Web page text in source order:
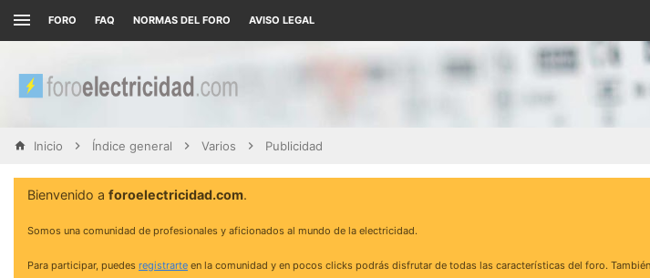
FORO FAQ NORMAS DEL FORO AVISO LEGAL
Inicio Índice general Varios Publicidad
Bienvenido a foroelectricidad.com.
Somos una comunidad de profesionales y aficionados al mundo de la electricidad.
Para participar, puedes registrarte en la comunidad y en pocos clicks podrás disfrutar de todas las características del foro.